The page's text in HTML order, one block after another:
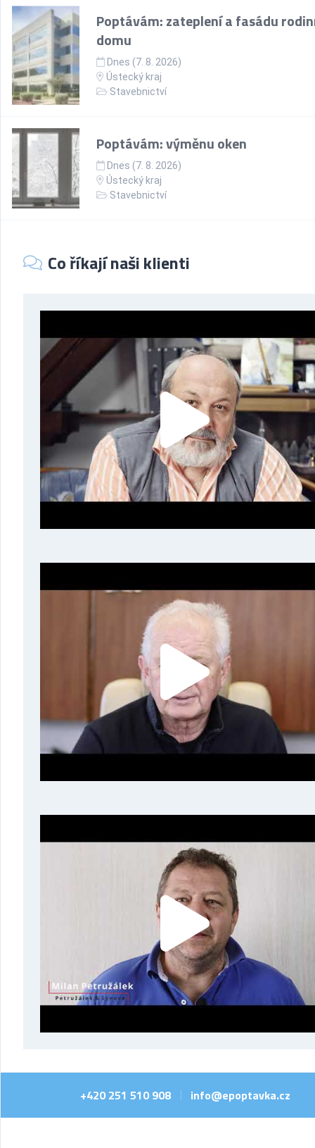
Poptávám: zateplení a fasádu
domu
Dnes (7. 8. 2026)
Ústecký kraj
Stavebnictví
Poptávám: výměnu oken
Dnes (7. 8. 2026)
Ústecký kraj
Stavebnictví
Co říkají naši klienti
+420 251 510 908 info@epoptavka.cz